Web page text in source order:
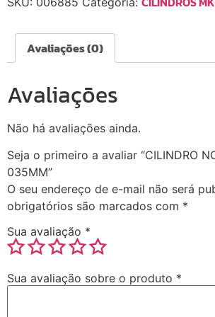
Avaliações (0)
Avaliações
Não há avaliações ainda.
Seja o primeiro a avaliar “CILINDRO
035MM”
O seu endereço de e-mail não será
obrigatórios são marcados com *
Sua avaliação *
Sua avaliação sobre o produto *